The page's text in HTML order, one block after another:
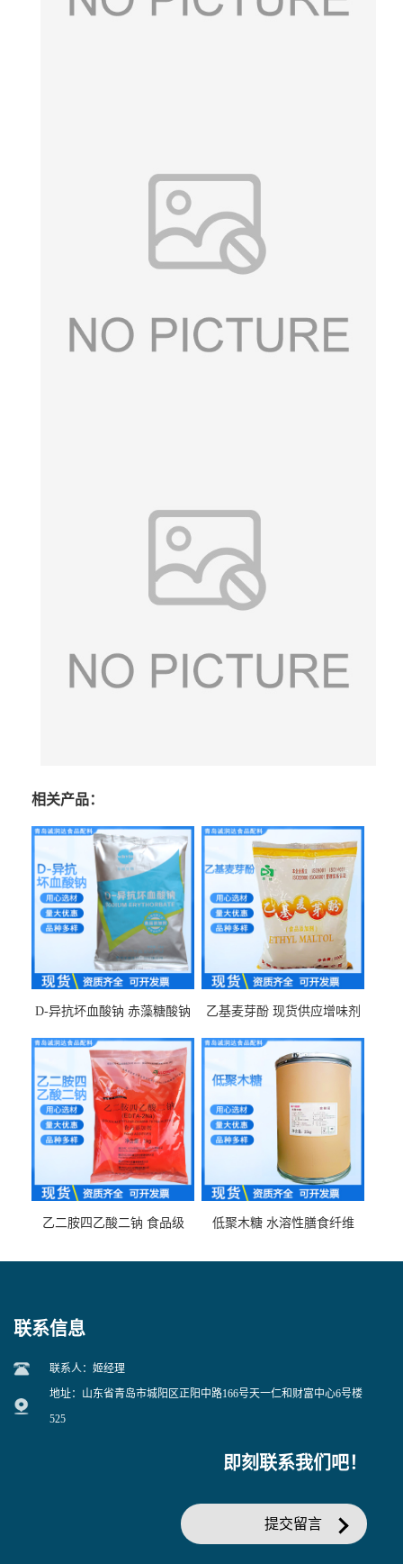
相关产品：
D-异抗坏血酸钠 赤藻糖酸钠
乙基麦芽酚 现货供应增味剂
乙二胺四乙酸二钠 食品级
低聚木糖 水溶性膳食纤维
联系信息
联系人：姬经理
地址：山东省青岛市城阳区正阳中路166号天一仁和财富中心6号楼
525
即刻联系我们吧！
提交留言